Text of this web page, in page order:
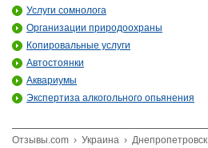
Услуги сомнолога
Организации природоохраны
Копировальные услуги
Автостоянки
Аквариумы
Экспертиза алкогольного опьянения
Отзывы.com › Украина › Днепропетровск